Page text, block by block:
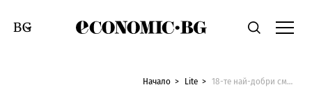
Economic.bgТърсене
Смяна на език
Начало Lite 18-те най-добри смартфона в света